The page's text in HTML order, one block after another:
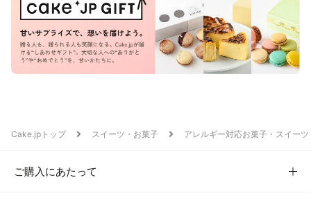
Cake.jpトップ スイーツ・お菓子 アレルギー対応お菓子・スイーツ
ご購入にあたって